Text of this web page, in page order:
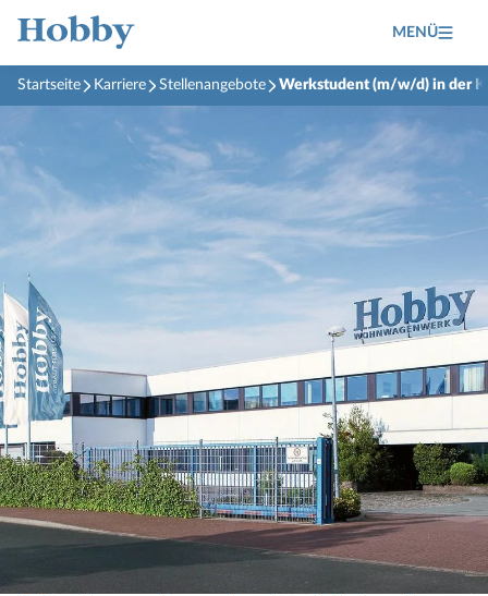
MENÜ
Startseite Karriere Stellenangebote Werkstudent (m/w/d) in der